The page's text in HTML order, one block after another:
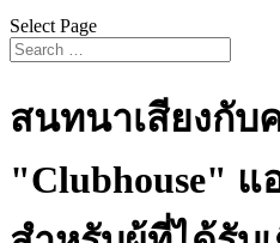
Select Page
สนทนาเสียงกั
"Clubhouse"